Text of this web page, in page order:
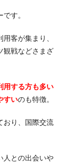
す。
客が集まり、
観戦などさまざ
用する方も多い
すいのも特徴。
おり、国際交流
人との出会いや